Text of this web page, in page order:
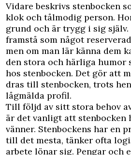
Vidare beskrivs stenbocken
klok och tålmodig person.
grund och är trygg i sig själv.
framstå som något
men om man lär känna dem
den stora och härliga humor
hos stenbocken. Det gör att
dras till stenbocken, trots
lågmälda profil.
Till följd av sitt stora behov
är det vanligt att stenbocken
vänner. Stenbockens har en
till det mesta, tänker ofta
arbete lönar sig. Pengar och